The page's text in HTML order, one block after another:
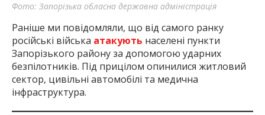
Фото: Запорізька обласна державна адміністрація
Раніше ми повідомляли, що від самого ранку
російські війська атакують населені пункти
Запорізького району за допомогою ударних
безпілотників. Під прицілом опинилися житловий
сектор, цивільні автомобілі та медична
інфраструктура.